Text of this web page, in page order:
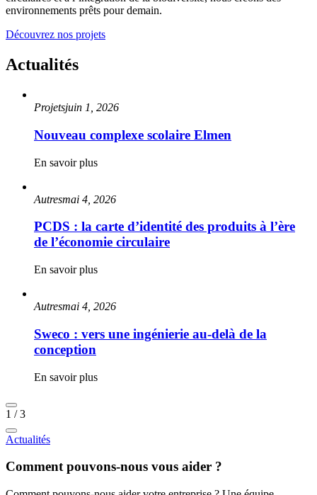
environnements prêts pour demain.
Découvrez nos projets
Actualités
Projetsjuin 1, 2026
Nouveau complexe scolaire Elmen
En savoir plus
Autresmai 4, 2026
PCDS : la carte d’identité des produits à l’ère
de l’économie circulaire
En savoir plus
Autresmai 4, 2026
Sweco : vers une ingénierie au-delà de la
conception
En savoir plus
1 /3
Actualités
Comment pouvons-nous vous aider ?